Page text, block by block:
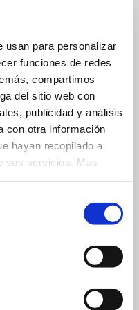
usan para personalizar
funciones de redes
compartimos
del sitio web con
publicidad y análisis
con otra información
hayan recopilado a
sus servicios. Mas
ha creado y
supuesto
mejoras en la
documentos y
de la ley.
transparente y
de gestión más
empresas con
de PRODAT.
ventajas
Asturias en el año
han confiado en
en un ámbito
este desarrollo se
equipo humano de